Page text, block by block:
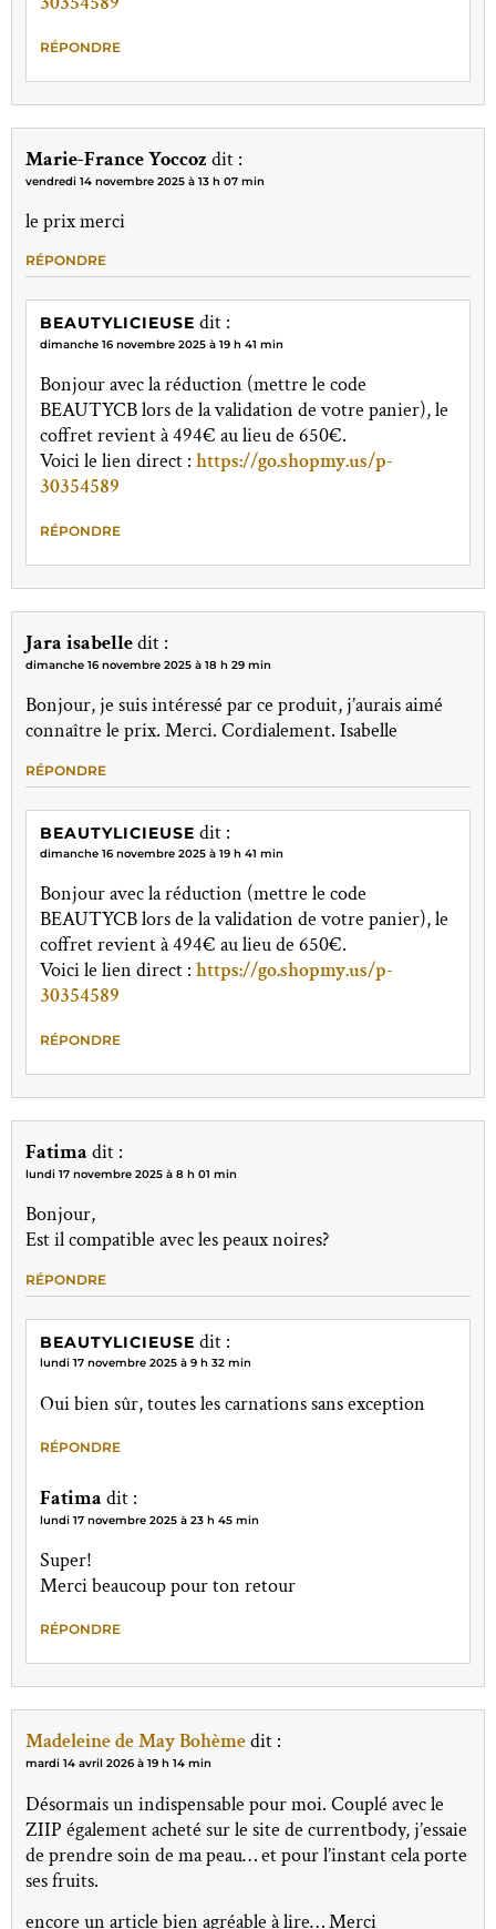
RÉPONDRE
Marie-France Yoccoz dit :
vendredi 14 novembre 2025 à 13 h 07 min
le prix merci
RÉPONDRE
BEAUTYLICIEUSE dit :
dimanche 16 novembre 2025 à 19 h 41 min
Bonjour avec la réduction (mettre le code
BEAUTYCB lors de la validation de votre panier), le
coffret revient à 494€ au lieu de 650€.
Voici le lien direct : https://go.shopmy.us/p-
30354589
RÉPONDRE
Jara isabelledit :
dimanche 16 novembre 2025 à 18 h 29 min
Bonjour, je suis intéressé par ce produit, j’aurais aimé
connaître le prix. Merci. Cordialement. Isabelle
RÉPONDRE
BEAUTYLICIEUSE dit :
dimanche 16 novembre 2025 à 19 h 41 min
Bonjour avec la réduction (mettre le code
BEAUTYCB lors de la validation de votre panier), le
coffret revient à 494€ au lieu de 650€.
Voici le lien direct : https://go.shopmy.us/p-
30354589
RÉPONDRE
Fatima dit :
lundi 17 novembre 2025 à 8 h 01 min
Bonjour,
Est il compatible avec les peaux noires?
RÉPONDRE
BEAUTYLICIEUSE dit :
lundi 17 novembre 2025 à 9 h 32 min
Oui bien sûr, toutes les carnations sans exception
RÉPONDRE
Fatima dit :
lundi 17 novembre 2025 à 23 h 45 min
Super!
Merci beaucoup pour ton retour
RÉPONDRE
Madeleine de May Bohèmedit :
mardi 14 avril 2026 à 19 h 14 min
Désormais un indispensable pour moi. Couplé avec le
ZIIP également acheté sur le site de currentbody, j’essaie
de prendre soin de ma peau… et pour l’instant cela porte
ses fruits.
encore un article bien agréable à lire… Merci